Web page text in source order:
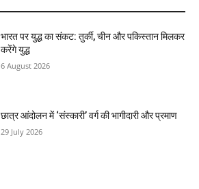
भारत पर युद्ध का संकट: तुर्की, चीन और पकिस्तान मिलकर
करेंगे युद्ध
6 August 2026
छात्र आंदोलन में ‘संस्कारी’ वर्ग की भागीदारी और प्रमाण
29 July 2026